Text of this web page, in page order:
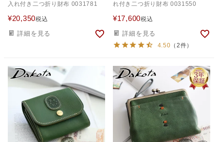
入れ付き二つ折り財布 0031781
¥20,350税込
詳細を見る
れ付き二つ折り財布 0031550
¥17,600税込
詳細を見る
4.50 （2件）